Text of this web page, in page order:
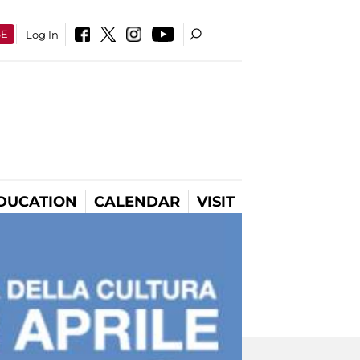
Log In
CALENDAR VISIT